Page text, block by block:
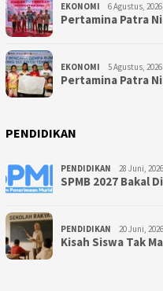
EKONOMI 6 Agustus, 2026
Pertamina Patra
EKONOMI 5 Agustus, 2026
Pertamina Patra
PENDIDIKAN
PENDIDIKAN 28 Juni, 2026
SPMB 2027 Bakal
PENDIDIKAN 20 Juni, 2026
Kisah Siswa Tak